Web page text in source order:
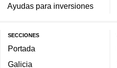
Ayudas para inversiones
SECCIONES
Portada
Galicia